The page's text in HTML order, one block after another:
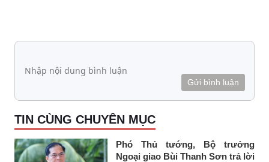
Gửi bình luận
TIN CÙNG CHUYÊN MỤC
Phó Thủ tướng, Bộ trưởng
Ngoại giao Bùi Thanh Sơn trả lời